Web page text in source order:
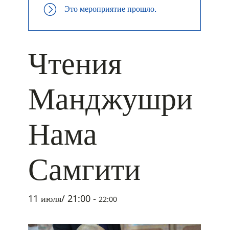
Это мероприятие прошло.
Чтения
Манджушри
Нама
Самгити
11 июля/ 21:00 - 22:00